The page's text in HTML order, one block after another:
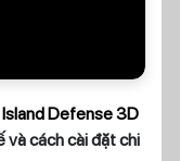
Defense 3D
cách cài đặt chi